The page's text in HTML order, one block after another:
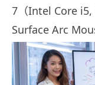
7（Intel Core i5,
Surface Arc